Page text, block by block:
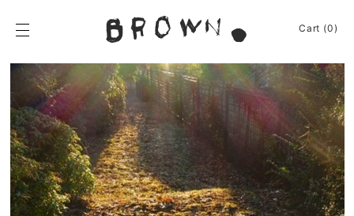
content
BROWN.
News
Event
Journey
Shop
Cart (0)